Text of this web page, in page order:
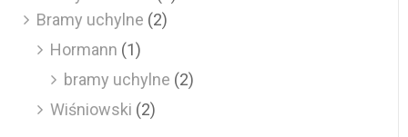
Bramy uchylne (2)
Hormann (1)
bramy uchylne (2)
Wiśniowski (2)